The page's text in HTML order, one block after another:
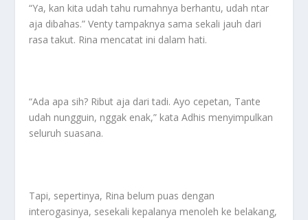
“Ya, kan kita udah tahu rumahnya berhantu, udah ntar
aja dibahas.” Venty tampaknya sama sekali jauh dari
rasa takut. Rina mencatat ini dalam hati.
“Ada apa sih? Ribut aja dari tadi. Ayo cepetan, Tante
udah nungguin, nggak enak,” kata Adhis menyimpulkan
seluruh suasana.
Tapi, sepertinya, Rina belum puas dengan
interogasinya, sesekali kepalanya menoleh ke belakang,